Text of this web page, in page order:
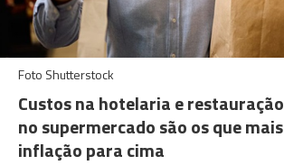
Foto Shutterstock
Custos na hotelaria e
no supermercado são os que
inflação para cima